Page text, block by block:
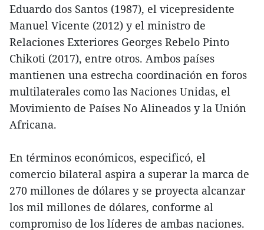
Eduardo dos Santos (1987), el vicepresidente
Manuel Vicente (2012) y el ministro de
Relaciones Exteriores Georges Rebelo Pinto
Chikoti (2017), entre otros. Ambos países
mantienen una estrecha coordinación en foros
multilaterales como las Naciones Unidas, el
Movimiento de Países No Alineados y la Unión
Africana.
En términos económicos, especificó, el
comercio bilateral aspira a superar la marca de
270 millones de dólares y se proyecta alcanzar
los mil millones de dólares, conforme al
compromiso de los líderes de ambas naciones.